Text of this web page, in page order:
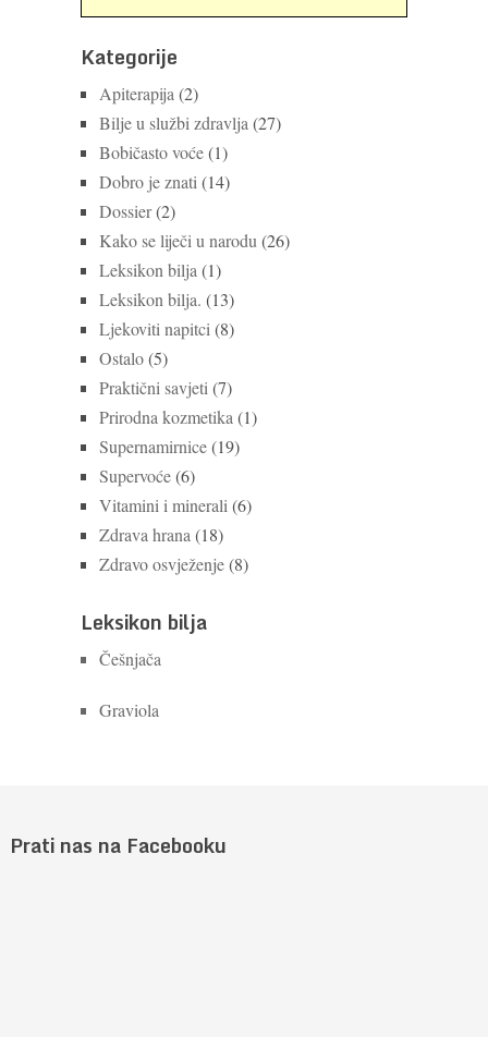
Kategorije
Apiterapija(2)
Bilje u službi zdravlja(27)
Bobičasto voće(1)
Dobro je znati(14)
Dossier(2)
Kako se liječi u narodu(26)
Leksikon bilja(1)
Leksikon bilja. (13)
Ljekoviti napitci(8)
Ostalo(5)
Praktični savjeti(7)
Prirodna kozmetika(1)
Supernamirnice(19)
Supervoće(6)
Vitamini i minerali(6)
Zdrava hrana(18)
Zdravo osvježenje(8)
Leksikon bilja
Češnjača
Graviola
Prati nas na Facebooku